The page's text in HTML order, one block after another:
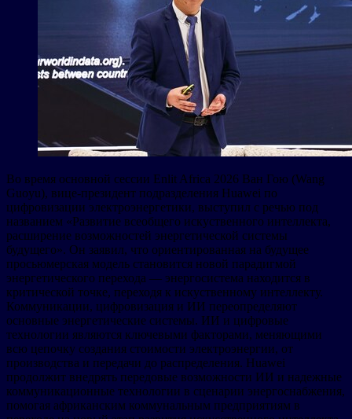
Во время основной сессии Enlit Africa 2026 Ван Гою (Wang
Guoyu), вице-президент подразделения Huawei по
цифровизации электроэнергетики, выступил с речью под
названием «Развитие всеобщего искуственного интеллекта,
расширение возможностей энергетической системы
будущего». Он заявил, что ориентированная на будущее
просьюмерская модель становится новой парадигмой
энергетического перехода — энергосистема находится в
критической точке, переходя к искуственному интеллекту.
Коммуникации, цифровизация и ИИ переопределяют
основные энергетические системы. ИИ и цифровые
технологии являются ключевыми факторами, меняющими
всю цепочку создания стоимости электроэнергии, от
производства и передачи до распределения. Huawei
продолжит внедрять передовые возможности ИИ и надежные
коммуникационные технологии в сценарии энергоснабжения,
помогая африканским коммунальным предприятиям в